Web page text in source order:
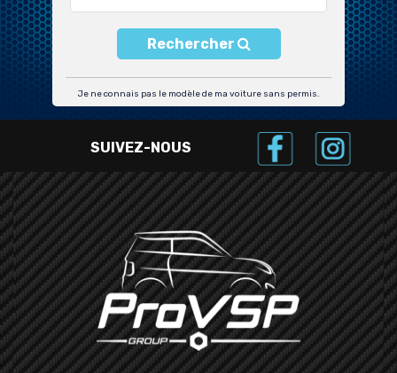
Rechercher
Je ne connais pas le modèle de ma voiture sans permis.
SUIVEZ-NOUS